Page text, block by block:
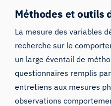
Méthodes et outils
La mesure des variables
recherche sur le
un large éventail de
questionnaires remplis
entretiens aux mesures
observations